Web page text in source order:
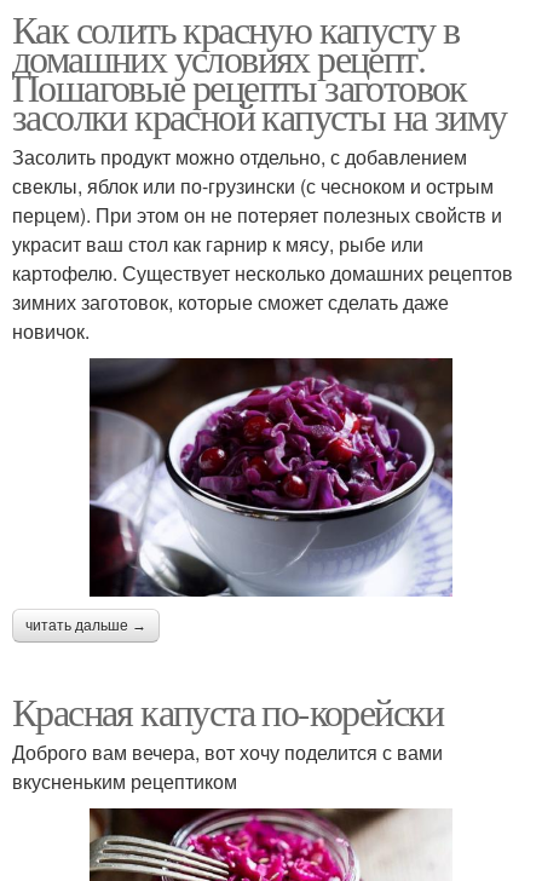
Как солить красную капусту в
домашних условиях рецепт.
Пошаговые рецепты заготовок
засолки красной капусты на зиму
Засолить продукт можно отдельно, с добавлением
свеклы, яблок или по-грузински (с чесноком и острым
перцем). При этом он не потеряет полезных свойств и
украсит ваш стол как гарнир к мясу, рыбе или
картофелю. Существует несколько домашних рецептов
зимних заготовок, которые сможет сделать даже
новичок.
читать дальше →
Красная капуста по-корейски
Доброго вам вечера, вот хочу поделится с вами
вкусненьким рецептиком